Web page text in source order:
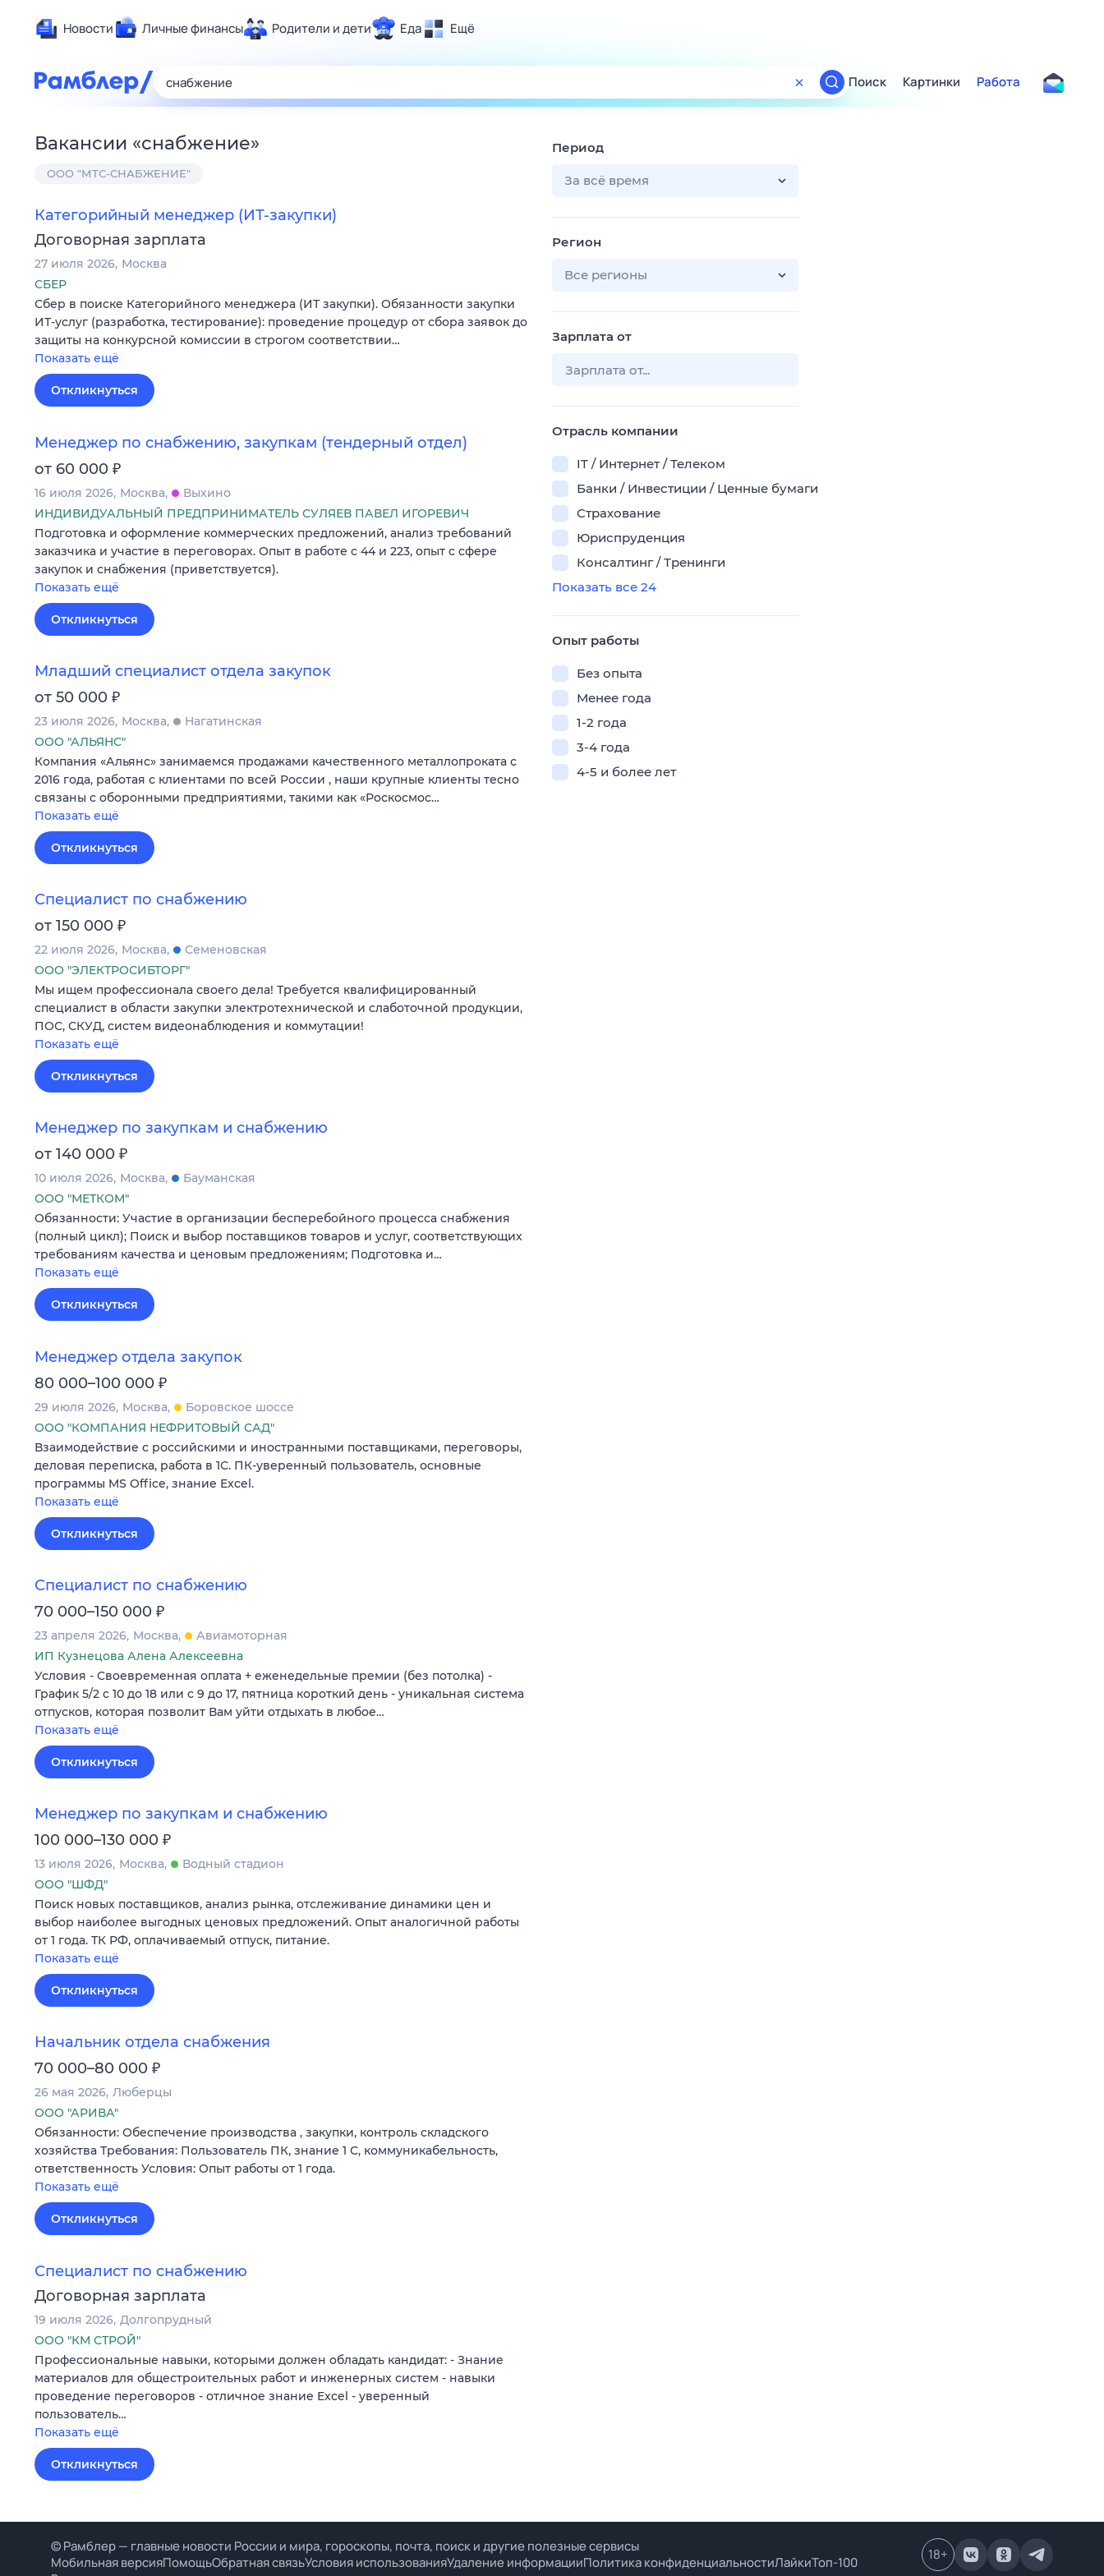
Новости Личные финансы Родители и дети Еда Ещё
Развлечения и отдых
Технологии и тренды
Гороскопы
Поиск
ТВ-программа
Поиск Картинки Работа
Вакансии «снабжение»
ООО "МТС-СНАБЖЕНИЕ"
Категорийный менеджер (ИТ-закупки)
Договорная зарплата
27 июля 2026 Москва
СБЕР
Сбер в поиске Категорийного менеджера (ИТ закупки). Обязанности закупки
ИТ-услуг (разработка, тестирование): проведение процедур от сбора заявок до
защиты на конкурсной комиссии в строгом соответствии…
Показать ещё
Откликнуться
Менеджер по снабжению, закупкам (тендерный отдел)
от 60 000 ₽
16 июля 2026 Москва
Выхино
ИНДИВИДУАЛЬНЫЙ ПРЕДПРИНИМАТЕЛЬ СУЛЯЕВ ПАВЕЛ ИГОРЕВИЧ
Подготовка и оформление коммерческих предложений, анализ требований
заказчика и участие в переговорах. Опыт в работе с 44 и 223, опыт с сфере
закупок и снабжения (приветствуется).
Показать ещё
Откликнуться
Младший специалист отдела закупок
от 50 000 ₽
23 июля 2026 Москва
Нагатинская
ООО "АЛЬЯНС"
Компания «Альянс» занимаемся продажами качественного металлопроката с
2016 года, работая с клиентами по всей России , наши крупные клиенты тесно
связаны с оборонными предприятиями, такими как «Роскосмос…
Показать ещё
Откликнуться
Специалист по снабжению
от 150 000 ₽
22 июля 2026 Москва
Семеновская
ООО "ЭЛЕКТРОСИБТОРГ"
Мы ищем профессионала своего дела! Требуется квалифицированный
специалист в области закупки электротехнической и слаботочной продукции,
ПОС, СКУД, систем видеонаблюдения и коммутации!
Показать ещё
Откликнуться
Менеджер по закупкам и снабжению
от 140 000 ₽
10 июля 2026 Москва
Бауманская
ООО "МЕТКОМ"
Обязанности: Участие в организации бесперебойного процесса снабжения
(полный цикл); Поиск и выбор поставщиков товаров и услуг, соответствующих
требованиям качества и ценовым предложениям; Подготовка и…
Показать ещё
Откликнуться
Менеджер отдела закупок
80 000–100 000 ₽
29 июля 2026 Москва
Боровское шоссе
ООО "КОМПАНИЯ НЕФРИТОВЫЙ САД"
Взаимодействие с российскими и иностранными поставщиками, переговоры,
деловая переписка, работа в 1С. ПК-уверенный пользователь, основные
программы MS Office, знание Excel.
Показать ещё
Откликнуться
Специалист по снабжению
70 000–150 000 ₽
23 апреля 2026 Москва
Авиамоторная
ИП Кузнецова Алена Алексеевна
Условия - Своевременная оплата + еженедельные премии (без потолка) -
График 5/2 с 10 до 18 или с 9 до 17, пятница короткий день - уникальная система
отпусков, которая позволит Вам уйти отдыхать в любое…
Показать ещё
Откликнуться
Менеджер по закупкам и снабжению
100 000–130 000 ₽
13 июля 2026 Москва
Водный стадион
ООО "ШФД"
Поиск новых поставщиков, анализ рынка, отслеживание динамики цен и
выбор наиболее выгодных ценовых предложений. Опыт аналогичной работы
от 1 года. ТК РФ, оплачиваемый отпуск, питание.
Показать ещё
Откликнуться
Начальник отдела снабжения
70 000–80 000 ₽
26 мая 2026 Люберцы
ООО "АРИВА"
Обязанности: Обеспечение производства , закупки, контроль складского
хозяйства Требования: Пользователь ПК, знание 1 С, коммуникабельность,
ответственность Условия: Опыт работы от 1 года.
Показать ещё
Откликнуться
Специалист по снабжению
Договорная зарплата
19 июля 2026 Долгопрудный
ООО "КМ СТРОЙ"
Профессиональные навыки, которыми должен обладать кандидат: - Знание
материалов для общестроительных работ и инженерных систем - навыки
проведение переговоров - отличное знание Excel - уверенный
пользователь…
Показать ещё
Откликнуться
Период
За всё время
Регион
Все регионы
Зарплата от
Отрасль компании
IT / Интернет / Телеком
Банки / Инвестиции / Ценные бумаги
Страхование
Юриспруденция
Консалтинг / Тренинги
Показать все 24
Опыт работы
Без опыта
Менее года
1-2 года
3-4 года
4-5 и более лет
© Рамблер — главные новости России и мира, гороскопы, почта, поиск и другие полезные сервисы
Мобильная версияПомощьОбратная связьУсловия использованияУдаление информацииПолитика конфиденциальностиЛайкиТоп-100
18+